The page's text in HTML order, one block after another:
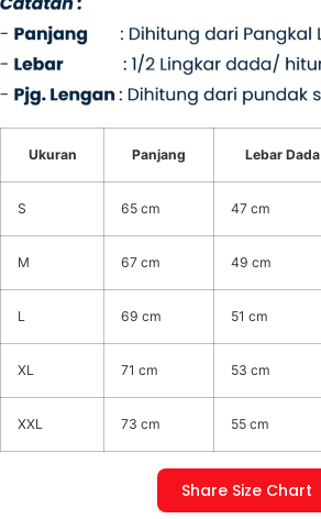
Ukuran Panjang Lebar Dada
S 65 cm 47 cm
M 67 cm 49 cm
L 69 cm 51 cm
XL 71 cm 53 cm
XXL 73 cm 55 cm
Share Size Chart